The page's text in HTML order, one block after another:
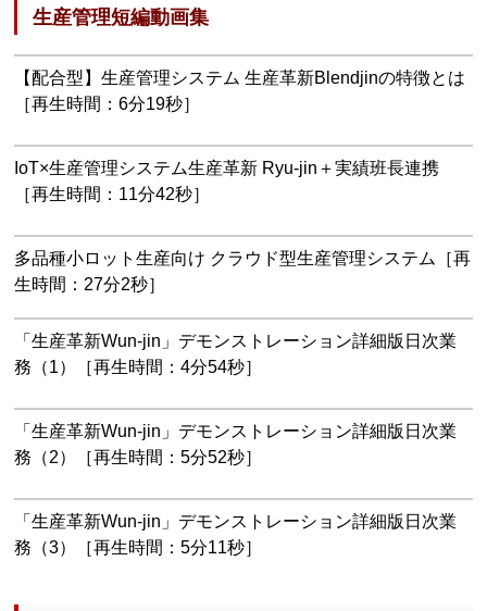
生産管理短編動画集
【配合型】生産管理システム 生産革新Blendjinの特徴とは
［再生時間：6分19秒］
IoT×生産管理システム生産革新 Ryu-jin＋実績班長連携
［再生時間：11分42秒］
多品種小ロット生産向け クラウド型生産管理システム［再
生時間：27分2秒］
「生産革新Wun-jin」デモンストレーション詳細版日次業
務（1）［再生時間：4分54秒］
「生産革新Wun-jin」デモンストレーション詳細版日次業
務（2）［再生時間：5分52秒］
「生産革新Wun-jin」デモンストレーション詳細版日次業
務（3）［再生時間：5分11秒］